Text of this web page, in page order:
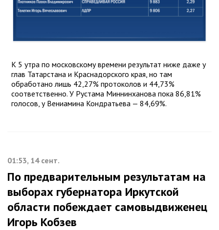
К 5 утра по московскому времени результат ниже даже у
глав Татарстана и Краснадорского края, но там
обработано лишь 42,27% протоколов и 44,73%
соответственно. У Рустама Миннинханова пока 86,81%
голосов, у Вениамина Кондратьева — 84,69%.
01:53, 14 сент.
По предварительным результатам на
выборах губернатора Иркутской
области побеждает самовыдвиженец
Игорь Кобзев